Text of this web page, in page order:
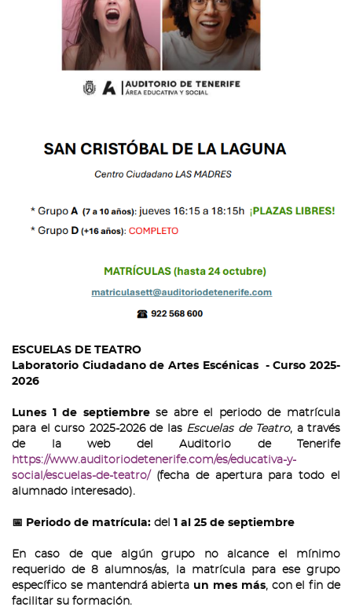
ESCUELAS DE TEATRO
Laboratorio Ciudadano de Artes Escénicas - Curso 2025-
2026
Lunes 1 de septiembrese abre el periodo de matrícula
para el curso 2025-2026 de las Escuelas de Teatro, a través
de la web del Auditorio de Tenerife
https://www.auditoriodetenerife.com/es/educativa-y-
social/escuelas-de-teatro/(fecha de apertura para todo el
alumnado interesado).
📅 Periodo de matrícula: del 1 al 25 de septiembre
En caso de que algún grupo no alcance el mínimo
requerido de 8 alumnos/as, la matrícula para ese grupo
específico se mantendrá abierta un mes más, con el fin de
facilitar su formación.